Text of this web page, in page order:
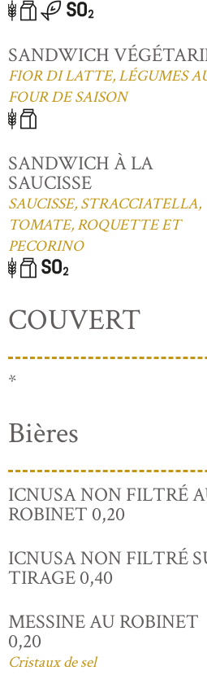
SANDWICH
FIOR DI LATTE, LÉGUMES
FOUR DE SAISON
SANDWICH À LA
SAUCISSE
SAUCISSE, STRACCIATELLA,
TOMATE, ROQUETTE ET
PECORINO
COUVERT
*
Bières
ICNUSA NON FILTRÉ
ROBINET 0,20
ICNUSA NON FILTRÉ
TIRAGE 0,40
MESSINE AU ROBINET
0,20
Cristaux de sel